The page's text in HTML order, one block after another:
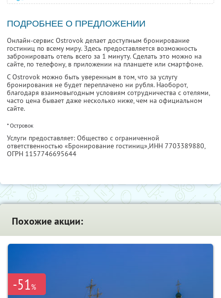
ПОДРОБНЕЕ О ПРЕДЛОЖЕНИИ
Онлайн-сервис Ostrovok делает доступным бронирование
гостиниц по всему миру. Здесь предоставляется возможность
забронировать отель всего за 1 минуту. Сделать это можно на
сайте, по телефону, в приложении на планшете или смартфоне.
С Ostrovok можно быть уверенным в том, что за услугу
бронирования не будет переплачено ни рубля. Наоборот,
благодаря взаимовыгодным условиям сотрудничества с отелями,
часто цена бывает даже несколько ниже, чем на официальном
сайте.
* Островок
Услуги предоставляет: Общество с ограниченной
ответственностью «Бронирование гостиниц»,ИНН 7703389880,
ОГРН 1157746695644
Похожие акции:
-51%